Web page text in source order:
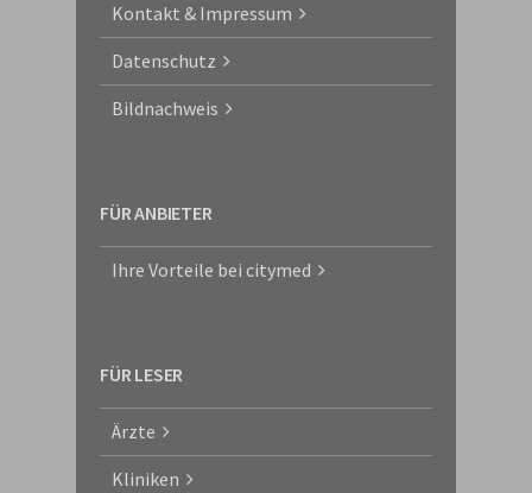
Kontakt & Impressum
Datenschutz
Bildnachweis
FÜR ANBIETER
Ihre Vorteile bei citymed
FÜR LESER
Ärzte
Kliniken